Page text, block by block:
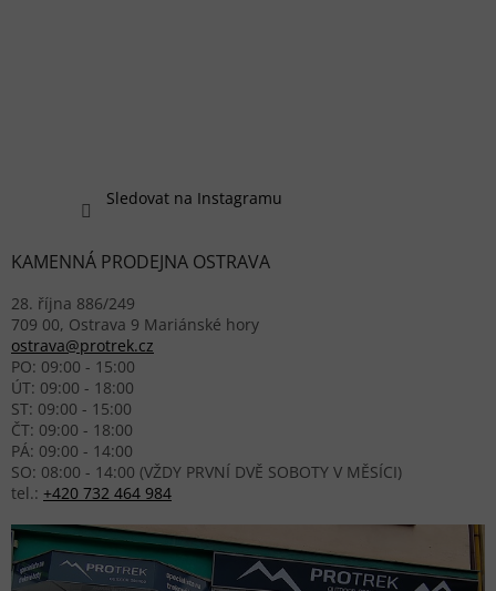
Sledovat na Instagramu
KAMENNÁ PRODEJNA OSTRAVA
28. října 886/249
709 00, Ostrava 9 Mariánské hory
ostrava@protrek.cz
PO: 09:00 - 15:00
ÚT: 09:00 - 18:00
ST: 09:00 - 15:00
ČT: 09:00 - 18:00
PÁ: 09:00 - 14:00
SO: 08:00 - 14:00 (VŽDY PRVNÍ DVĚ SOBOTY V MĚSÍCI)
tel.: +420 732 464 984